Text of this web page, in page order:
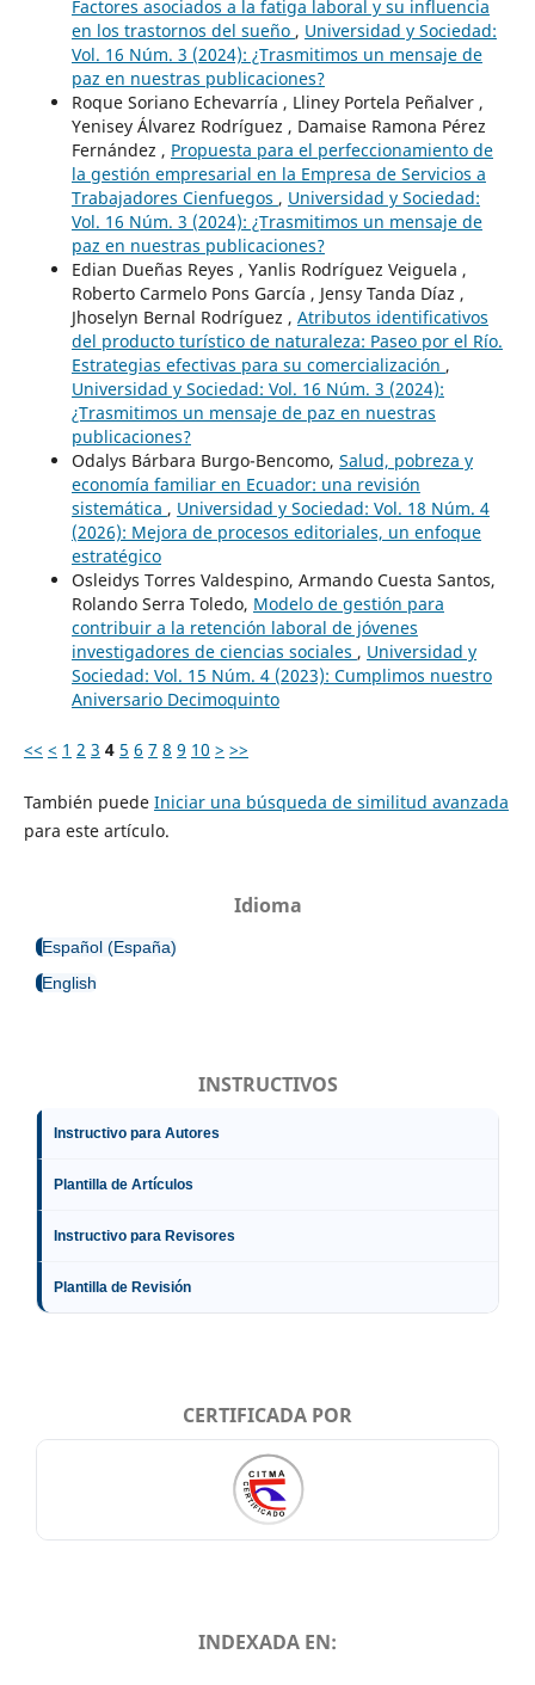
Factores asociados a la fatiga laboral y su influencia
en los trastornos del sueño , Universidad y Sociedad:
Vol. 16 Núm. 3 (2024): ¿Trasmitimos un mensaje de
paz en nuestras publicaciones?
Roque Soriano Echevarría , Lliney Portela Peñalver ,
Yenisey Álvarez Rodríguez , Damaise Ramona Pérez
Fernández , Propuesta para el perfeccionamiento de
la gestión empresarial en la Empresa de Servicios a
Trabajadores Cienfuegos , Universidad y Sociedad:
Vol. 16 Núm. 3 (2024): ¿Trasmitimos un mensaje de
paz en nuestras publicaciones?
Edian Dueñas Reyes , Yanlis Rodríguez Veiguela ,
Roberto Carmelo Pons García , Jensy Tanda Díaz ,
Jhoselyn Bernal Rodríguez , Atributos identificativos
del producto turístico de naturaleza: Paseo por el Río.
Estrategias efectivas para su comercialización ,
Universidad y Sociedad: Vol. 16 Núm. 3 (2024):
¿Trasmitimos un mensaje de paz en nuestras
publicaciones?
Odalys Bárbara Burgo-Bencomo, Salud, pobreza y
economía familiar en Ecuador: una revisión
sistemática , Universidad y Sociedad: Vol. 18 Núm. 4
(2026): Mejora de procesos editoriales, un enfoque
estratégico
Osleidys Torres Valdespino, Armando Cuesta Santos,
Rolando Serra Toledo, Modelo de gestión para
contribuir a la retención laboral de jóvenes
investigadores de ciencias sociales , Universidad y
Sociedad: Vol. 15 Núm. 4 (2023): Cumplimos nuestro
Aniversario Decimoquinto
<< < 1 2 3 4 5 6 7 8 9 10 > >>
También puede Iniciar una búsqueda de similitud avanzada
para este artículo.
Idioma
Español (España)
English
INSTRUCTIVOS
Instructivo para Autores
Plantilla de Artículos
Instructivo para Revisores
Plantilla de Revisión
CERTIFICADA POR
INDEXADA EN: